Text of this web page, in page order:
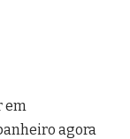
em
agora